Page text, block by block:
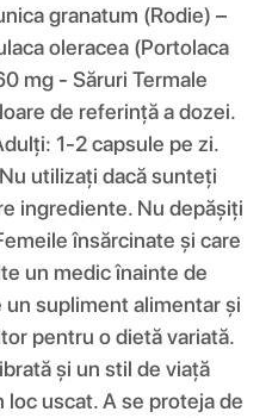
granatum (Rodie) –
oleracea (Portolaca
mg - Săruri Termale
de referință a dozei.
1-2 capsule pe zi.
utilizați dacă sunteți
ingrediente. Nu depășiți
însărcinate și care
un medic înainte de
supliment alimentar și
pentru o dietă variată.
și un stil de viață
uscat. A se proteja de